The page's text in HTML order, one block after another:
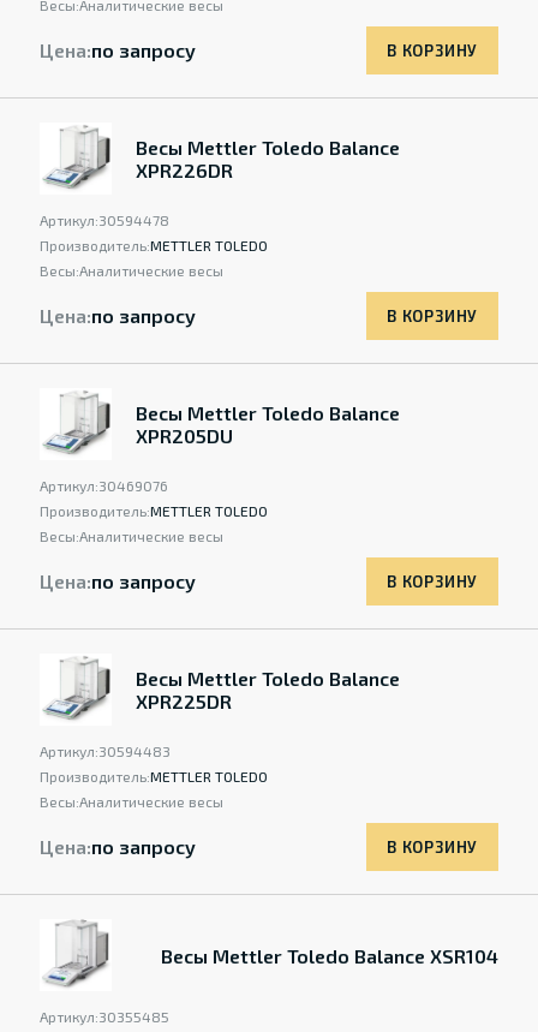
Весы:Аналитические весы
Цена:по запросу В КОРЗИНУ
Весы Mettler Toledo Balance
XPR226DR
Артикул:30594478
Производитель:METTLER TOLEDO
Весы:Аналитические весы
Цена:по запросу В КОРЗИНУ
Весы Mettler Toledo Balance
XPR205DU
Артикул:30469076
Производитель:METTLER TOLEDO
Весы:Аналитические весы
Цена:по запросу В КОРЗИНУ
Весы Mettler Toledo Balance
XPR225DR
Артикул:30594483
Производитель:METTLER TOLEDO
Весы:Аналитические весы
Цена:по запросу В КОРЗИНУ
Весы Mettler Toledo Balance XSR104
Артикул:30355485